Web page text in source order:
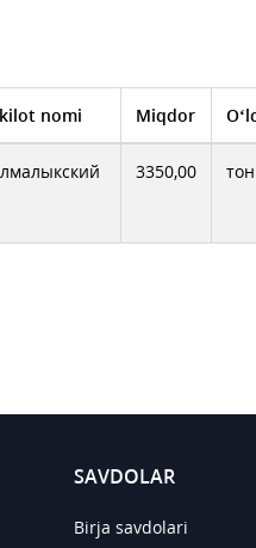
nomi Miqdor
3350,00
SAVDOLAR
Birja savdolari